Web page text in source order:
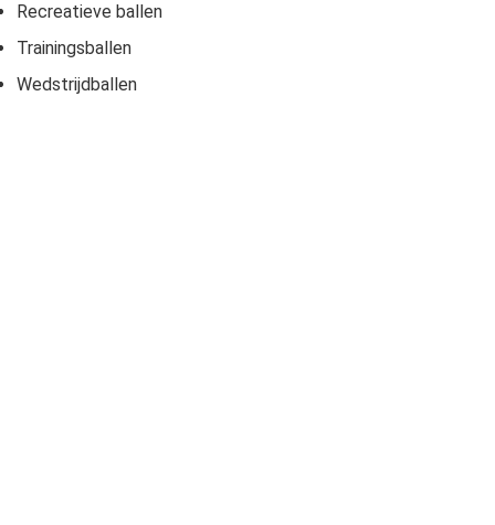
Recreatieve ballen
Trainingsballen
Wedstrijdballen